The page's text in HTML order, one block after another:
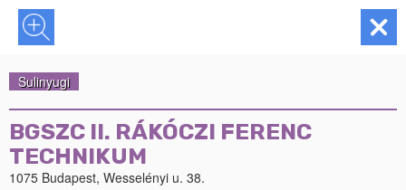
Sulinyugi
BGSZC II. RÁKÓCZI FERENC
TECHNIKUM
1075 Budapest, Wesselényi u. 38.